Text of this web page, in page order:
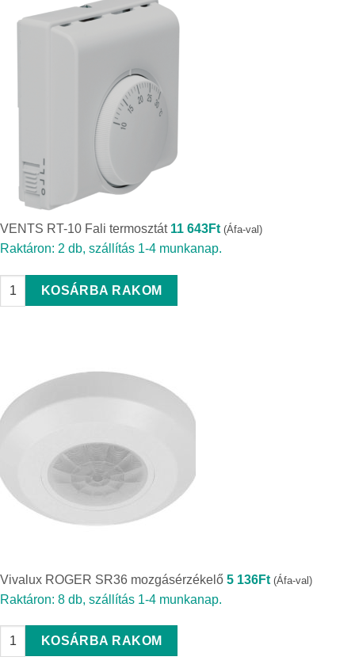
VENTS RT-10 Fali termosztát 11 643Ft (Áfa-val)
Raktáron: 2 db, szállítás 1-4 munkanap.
VENTS RT-10 Fali termosztát quantity
KOSÁRBA RAKOM
Vivalux ROGER SR36 mozgásérzékelő 5 136Ft (Áfa-val)
Raktáron: 8 db, szállítás 1-4 munkanap.
Vivalux ROGER SR36 mozgásérzékelő quantity
KOSÁRBA RAKOM